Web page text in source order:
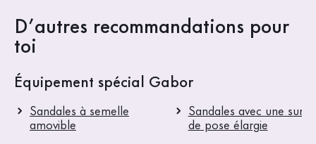
D’autres recommandations pour
toi
Équipement spécial Gabor
Sandales à semelle
amovible
Sandales avec une
de pose élargie